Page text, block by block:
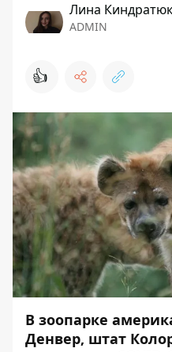
Лина Киндратюк
ADMIN
👍
В зоопарке
Денвер, штат